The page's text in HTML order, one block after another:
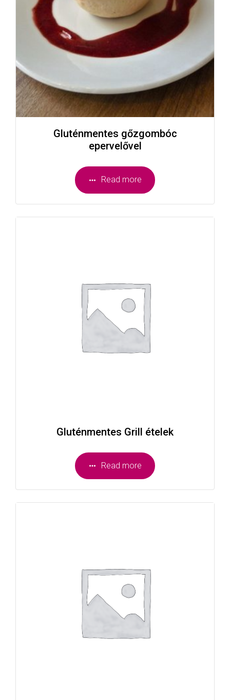
Gluténmentes gőzgombóc
epervelővel
Read more
Gluténmentes Grill ételek
Read more